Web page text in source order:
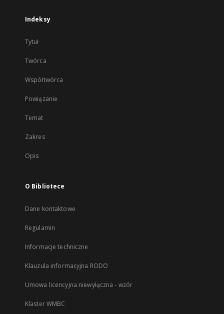
Indeksy
Tytuł
Twórca
Współtwórca
Powiązanie
Temat
Zakres
Opis
O Bibliotece
Dane kontaktowe
Regulamin
Informacje techniczne
Klauzula informacyjna RODO
Umowa licencyjna niewyłączna - wzór
Klaster WMBC